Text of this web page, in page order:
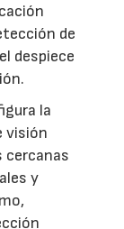
de
despiece
la
visión
cercanas
y